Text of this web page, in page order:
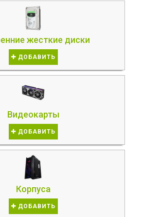
жесткие диски
ДОБАВИТЬ
Видеокарты
ДОБАВИТЬ
Корпуса
ДОБАВИТЬ